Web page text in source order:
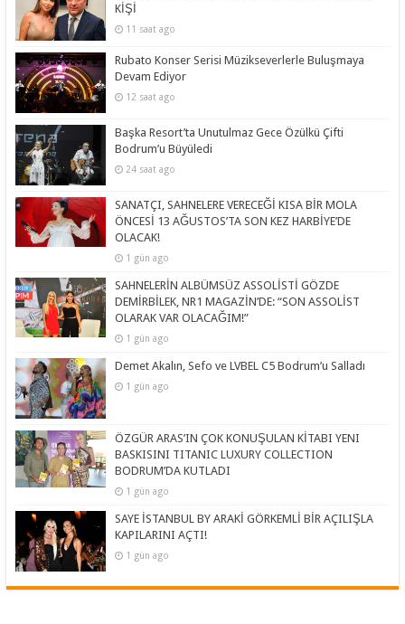
KİŞİ
11 saat ago
Rubato Konser Serisi Müzikseverlerle Buluşmaya
Devam Ediyor
12 saat ago
Başka Resort’ta Unutulmaz Gece Özülkü Çifti
Bodrum’u Büyüledi
24 saat ago
SANATÇI, SAHNELERE VERECEĞİ KISA BİR MOLA
ÖNCESİ 13 AĞUSTOS’TA SON KEZ HARBİYE’DE
OLACAK!
1 gün ago
SAHNELERİN ALBÜMSÜZ ASSOLİSTİ GÖZDE
DEMİRBİLEK, NR1 MAGAZİN’DE: “SON ASSOLİST
OLARAK VAR OLACAĞIM!”
1 gün ago
Demet Akalın, Sefo ve LVBEL C5 Bodrum’u Salladı
1 gün ago
ÖZGÜR ARAS’IN ÇOK KONUŞULAN KİTABI YENI
BASKISINI TITANIC LUXURY COLLECTION
BODRUM’DA KUTLADI
1 gün ago
SAYE İSTANBUL BY ARAKİ GÖRKEMLİ BİR AÇILIŞLA
KAPILARINI AÇTI!
1 gün ago